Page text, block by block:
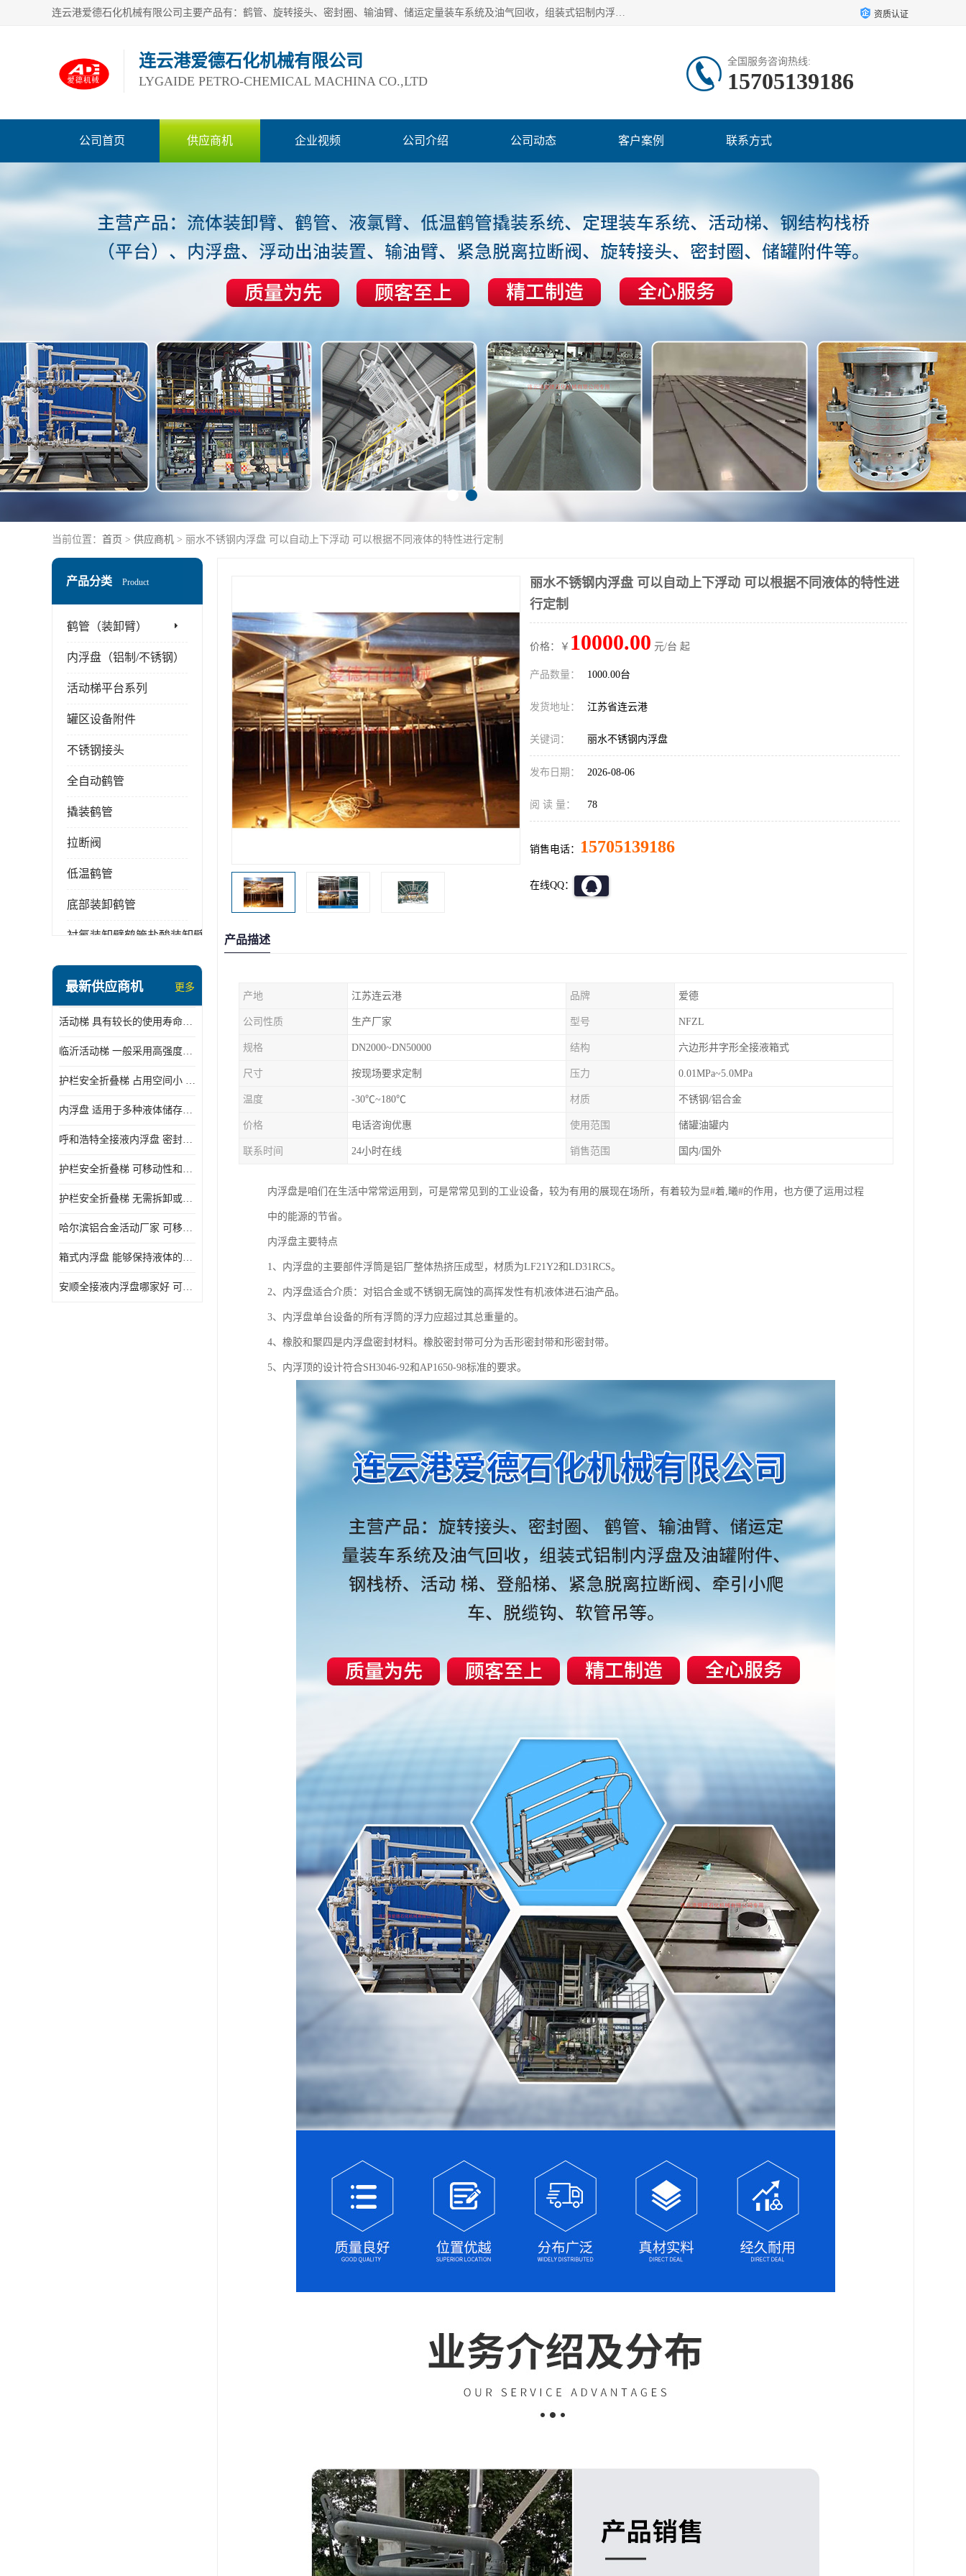
连云港爱德石化机械有限公司主要产品有：鹤管、旋转接头、密封圈、输油臂、储运定量装车系统及油气回收，组装式铝制内浮盘及油罐附件、钢结构栈桥/平台、活动梯、紧急脱离拉断阀等。完备的制造和检测手段以及高素质的员工确保了产品的质量。 资质认证
连云港爱德石化机械有限公司
LYGAIDE PETRO-CHEMICAL MACHINA CO.,LTD
全国服务咨询热线:
15705139186
公司首页 供应商机 企业视频 公司介绍 公司动态 客户案例 联系方式
当前位置： 首页 > 供应商机 > 丽水不锈钢内浮盘 可以自动上下浮动 可以根据不同液体的特性进行定制
产品分类 Product
鹤管（装卸臂）
内浮盘（铝制/不锈钢）
活动梯平台系列
罐区设备附件
不锈钢接头
全自动鹤管
撬装鹤管
拉断阀
低温鹤管
底部装卸鹤管
衬氟装卸臂鹤管盐酸装卸臂
顶部装卸车鹤管
液氨液化气鹤管
定量装车系统
最新供应商机 更多
活动梯 具有较长的使用寿命和耐用性 一般采用高强度材料制造
临沂活动梯 一般采用高强度材料制造 可以用于多种不同的任务
护栏安全折叠梯 占用空间小 方便存放和搬运
内浮盘 适用于多种液体储存和运输 能够降低运输成本和维护成本
呼和浩特全接液内浮盘 密封性能好 有效保护液体质量
护栏安全折叠梯 可移动性和安全性较高 占用空间小
护栏安全折叠梯 无需拆卸或重新安装 占用空间小
哈尔滨铝合金活动厂家 可移动性和安全性较高 占用空间小
箱式内浮盘 能够保持液体的密闭状态 适用于多种液体储存和运输
安顺全接液内浮盘哪家好 可以自动上下浮动 密封性能好
丽水不锈钢内浮盘 可以自动上下浮动 可以根据不同液体的特性进
行定制
价格：￥ 10000.00 元/台 起
产品数量： 1000.00台
发货地址： 江苏省连云港
关键词： 丽水不锈钢内浮盘
发布日期： 2026-08-06
阅 读 量： 78
销售电话： 15705139186
在线QQ：
产品描述
产地 江苏连云港 品牌 爱德
公司性质 生产厂家 型号 NFZL
规格 DN2000~DN50000 结构 六边形井字形全接液箱式
尺寸 按现场要求定制 压力 0.01MPa~5.0MPa
温度 -30℃~180℃ 材质 不锈钢/铝合金
价格 电话咨询优惠 使用范围 储罐油罐内
联系时间 24小时在线 销售范围 国内/国外
内浮盘是咱们在生活中常常运用到，可是常常见到的工业设备，较为有用的展现在场所，有着较为显#着,曦#的作用，也方便了运用过程
中的能源的节省。
内浮盘主要特点
1、内浮盘的主要部件浮筒是铝厂整体热挤压成型，材质为LF21Y2和LD31RCS。
2、内浮盘适合介质：对铝合金或不锈钢无腐蚀的高挥发性有机液体进石油产品。
3、内浮盘单台设备的所有浮筒的浮力应超过其总重量的。
4、橡胶和聚四是内浮盘密封材料。橡胶密封带可分为舌形密封带和形密封带。
5、内浮顶的设计符合SH3046-92和AP1650-98标准的要求。